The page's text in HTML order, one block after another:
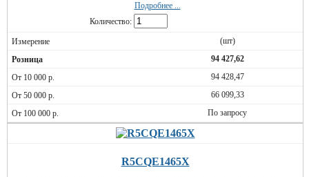
Подробнее ...
Количество:
(шт)
94 427,62
94 428,47
66 099,33
По запросу
R5CQE1465X